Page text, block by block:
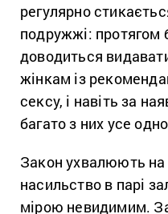
регулярно
подружжі: протягом
доводиться
жінкам із
сексу, і навіть за
багато з них усе
Закон ухвалюють на
насильство в парі
мірою невидимим.